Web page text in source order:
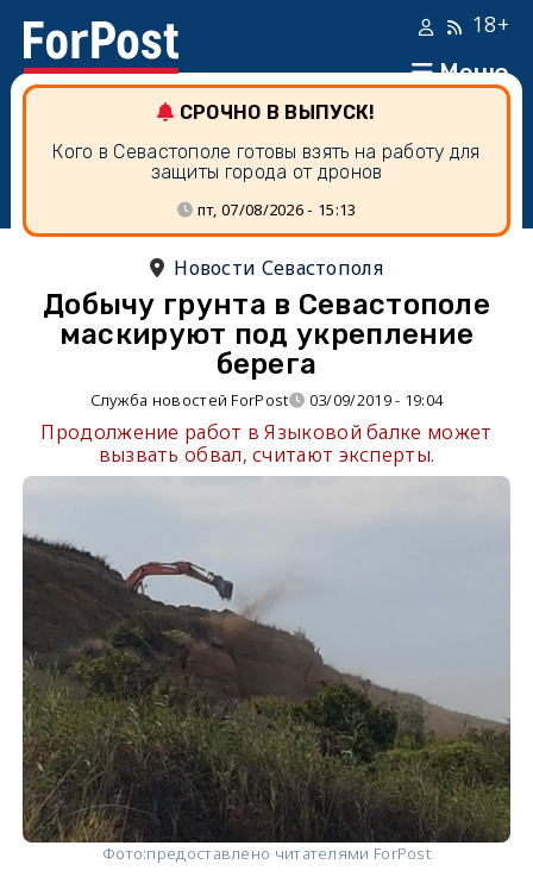
Меню
18+
СРОЧНО В ВЫПУСК!
Кого в Севастополе готовы взять на работу для
защиты города от дронов
пт, 07/08/2026 - 15:13
Новости Севастополя
Добычу грунта в Севастополе
маскируют под укрепление
берега
Служба новостей ForPost 03/09/2019 - 19:04
Продолжение работ в Языковой балке может
вызвать обвал, считают эксперты.
Фото:предоставлено читателями ForPost